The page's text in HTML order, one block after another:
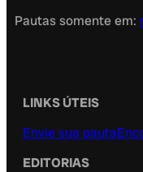
Pautas somente em:
LINKS ÚTEIS
Envie sua pauta
EDITORIAS